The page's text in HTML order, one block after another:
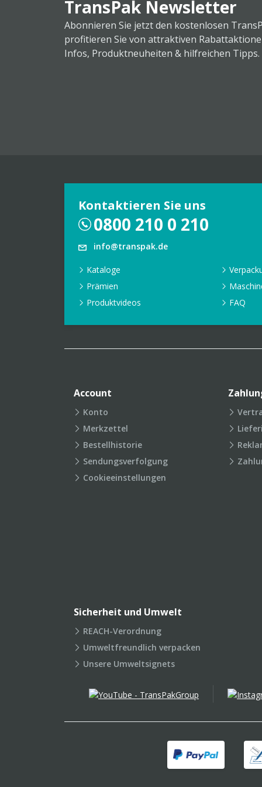
TransPak Newsletter
Abonnieren Sie jetzt den kostenlosen
profitieren Sie von attraktiven
Infos, Produktneuheiten & hilfreichen Tipps.
Kontaktieren Sie uns
0800 210 0 210
info@transpak.de
Kataloge
Prämien
Produktvideos
FAQ
Account
Konto
Merkzettel
Bestellhistorie
Sendungsverfolgung
Cookieeinstellungen
Sicherheit und Umwelt
REACH-Verordnung
Umweltfreundlich verpacken
Unsere Umweltsignets